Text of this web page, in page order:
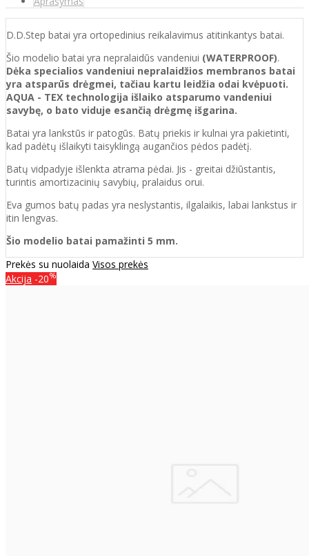
D.D.Step batai yra ortopedinius reikalavimus atitinkantys batai.
Šio modelio batai yra nepralaidūs vandeniui (WATERPROOF).
Dėka specialios vandeniui nepralaidžios membranos batai
yra atsparūs drėgmei, tačiau kartu leidžia odai kvėpuoti.
AQUA - TEX technologija išlaiko atsparumo vandeniui
savybę, o bato viduje esančią drėgmę išgarina.
Batai yra lankstūs ir patogūs. Batų priekis ir kulnai yra pakietinti,
kad padėtų išlaikyti taisyklingą augančios pėdos padėtį.
Batų vidpadyje išlenkta atrama pėdai. Jis - greitai džiūstantis,
turintis amortizacinių savybių, pralaidus orui.
Eva gumos batų padas yra neslystantis, ilgalaikis, labai lankstus ir
itin lengvas.
Šio modelio batai pamažinti 5 mm.
Prekės su nuolaida Visos prekės
Akcija -20%